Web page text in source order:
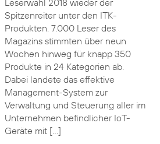
Leserwahl 2018 wieder der
Spitzenreiter unter den ITK-
Produkten. 7.000 Leser des
Magazins stimmten über neun
Wochen hinweg für knapp 350
Produkte in 24 Kategorien ab.
Dabei landete das effektive
Management-System zur
Verwaltung und Steuerung aller im
Unternehmen befindlicher IoT-
Geräte mit […]